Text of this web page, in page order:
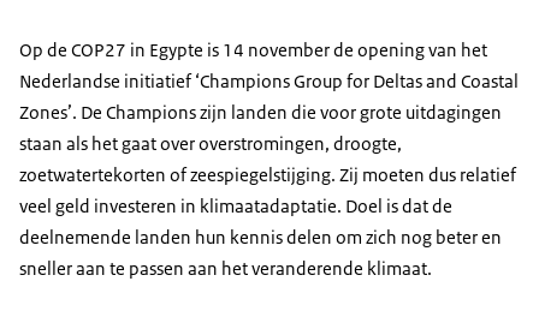
Op de COP27 in Egypte is 14 november de opening van het
Nederlandse initiatief ‘Champions Group for Deltas and Coastal
Zones’. De Champions zijn landen die voor grote uitdagingen
staan als het gaat over overstromingen, droogte,
zoetwatertekorten of zeespiegelstijging. Zij moeten dus relatief
veel geld investeren in klimaatadaptatie. Doel is dat de
deelnemende landen hun kennis delen om zich nog beter en
sneller aan te passen aan het veranderende klimaat.